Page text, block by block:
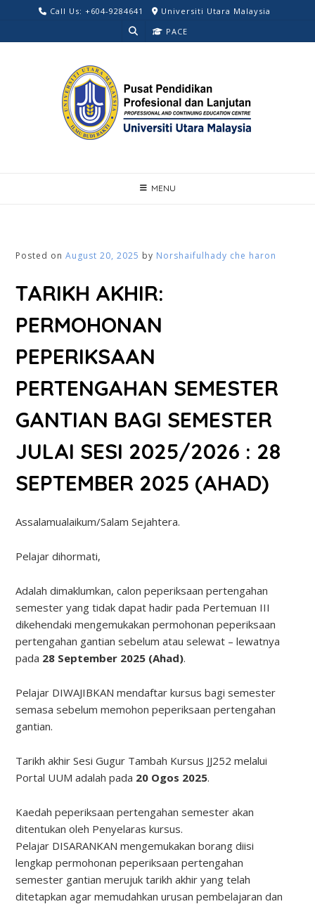
content
Call Us: +604-9284641
Universiti Utara Malaysia
PACE
MENU
Posted onAugust 20, 2025 by Norshaifulhady che haron
TARIKH AKHIR:
PERMOHONAN
PEPERIKSAAN
PERTENGAHAN SEMESTER
GANTIAN BAGI SEMESTER
JULAI SESI 2025/2026 : 28
SEPTEMBER 2025 (AHAD)
Assalamualaikum/Salam Sejahtera.
Pelajar dihormati,
Adalah dimaklumkan, calon peperiksaan pertengahan
semester yang tidak dapat hadir pada Pertemuan III
dikehendaki mengemukakan permohonan peperiksaan
pertengahan gantian sebelum atau selewat – lewatnya
pada 28 September 2025 (Ahad).
Pelajar DIWAJIBKAN mendaftar kursus bagi semester
semasa sebelum memohon peperiksaan pertengahan
gantian.
Tarikh akhir Sesi Gugur Tambah Kursus JJ252 melalui
Portal UUM adalah pada 20 Ogos 2025.
Kaedah peperiksaan pertengahan semester akan
ditentukan oleh Penyelaras kursus.
Pelajar DISARANKAN mengemukakan borang diisi
lengkap permohonan peperiksaan pertengahan
semester gantian merujuk tarikh akhir yang telah
ditetapkan agar memudahkan urusan pembelajaran dan